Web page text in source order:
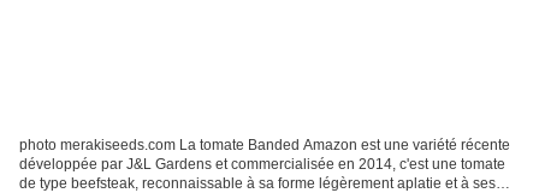
photo merakiseeds.com La tomate Banded Amazon est une variété récente
développée par J&L Gardens et commercialisée en 2014, c'est une tomate
de type beefsteak, reconnaissable à sa forme légèrement aplatie et à ses